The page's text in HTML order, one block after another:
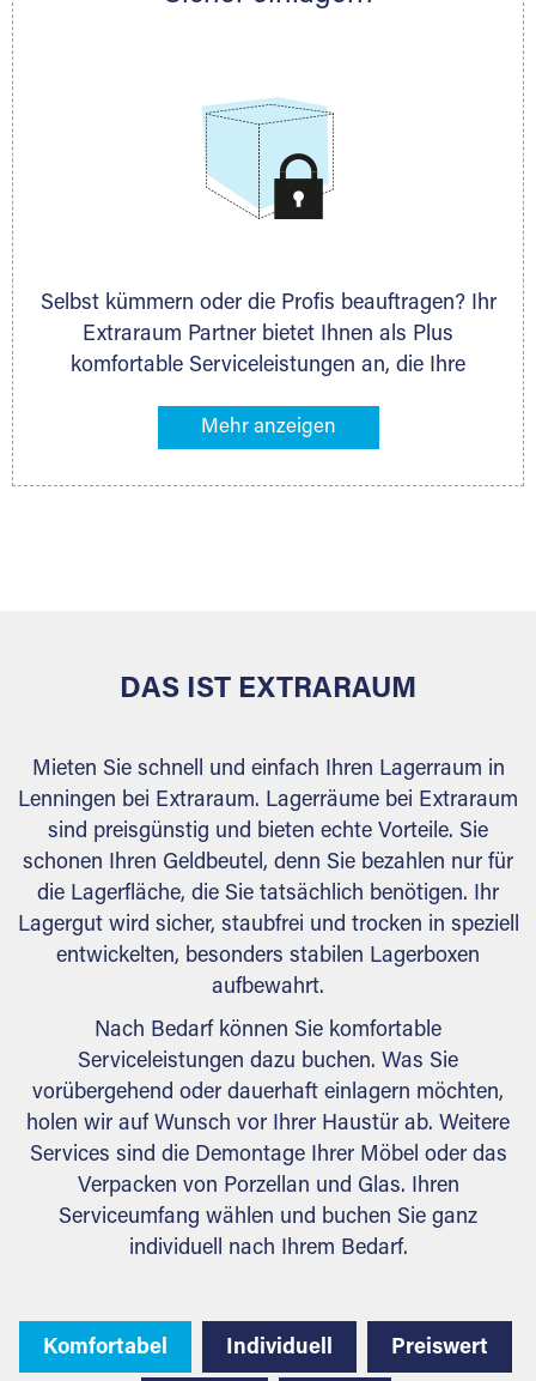
Selbst kümmern oder die Profis beauftragen? Ihr
Extraraum Partner bietet Ihnen als Plus
komfortable Serviceleistungen an, die Ihre
gehören z. B. Verpackungsservice, Lieferung von
Ihr Lagergut wird bei Ihrem Extraraum Partner
DAS IST EXTRARAUM
Mieten Sie schnell und einfach Ihren Lagerraum in
Lenningen bei Extraraum. Lagerräume bei Extraraum
sind preisgünstig und bieten echte Vorteile. Sie
schonen Ihren Geldbeutel, denn Sie bezahlen nur für
die Lagerfläche, die Sie tatsächlich benötigen. Ihr
Lagergut wird sicher, staubfrei und trocken in speziell
entwickelten, besonders stabilen Lagerboxen
aufbewahrt.
Nach Bedarf können Sie komfortable
Serviceleistungen dazu buchen. Was Sie
vorübergehend oder dauerhaft einlagern möchten,
holen wir auf Wunsch vor Ihrer Haustür ab. Weitere
Services sind die Demontage Ihrer Möbel oder das
Verpacken von Porzellan und Glas. Ihren
Serviceumfang wählen und buchen Sie ganz
individuell nach Ihrem Bedarf.
Komfortabel Individuell Preiswert